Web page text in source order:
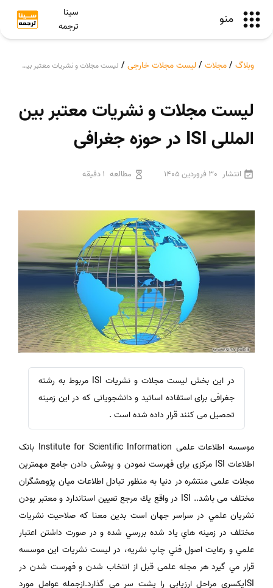
منو
سینا
ترجمه
وبلاگ /مجلات /لیست مجلات خارجی / لیست مجلات و نشریات معتبر بین المللی ISI در حوزه جغرافی
لیست مجلات و نشریات معتبر بین
المللی ISI در حوزه جغرافی
انتشار 30 فروردین 1405 مطالعه 1 دقیقه
در این بخش لیست مجلات و نشریات ISI مربوط به رشته
جغرافی برای استفاده اساتید و دانشجویانی که در این زمینه
تحصیل می کنند قرار داده شده است .
موسسه اطلاعات علمی Institute for Scientific Information بانک
اطلاعات ISI مرکزی برای فهرست نمودن و پوشش دادن جامع مهمترین
مجلات علمی منتشره در دنیا به منظور تبادل اطلاعات میان پژوهشگران
مختلف می باشد.. ISI در واقع يك مرجع تعيين استاندارد و معتبر بودن
نشريان علمي در سراسر جهان است بدين معنا كه صلاحيت نشريات
مختلف در زمينه هاي ياد شده بررسي شده و در صورت داشتن اعتبار
علمي و رعايت اصول فني چاپ نشريه، در ليست نشريات اين موسسه
قرار مي گيرد هر مجله علمی قبل از انتخاب شدن و فهرست شدن در
ISIیکسری مراحل ارزیابی را پشت سر می گذارد.ازجمله عوامل مورد